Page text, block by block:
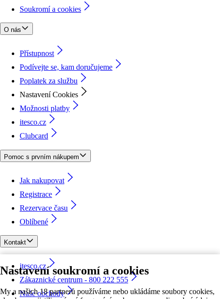
Nastavení soukromí a cookies
My a našich 18 partnerů používáme nebo ukládáme soubory cookies,
Soukromí a cookies
O nás
Přístupnost
Podívejte se, kam doručujeme
Poplatek za službu
Nastavení Cookies
Možnosti platby
itesco.cz
Clubcard
Pomoc s prvním nákupem
Jak nakupovat
Registrace
Rezervace času
Oblíbené
Kontakt
itesco.cz
Zákaznické centrum - 800 222 555
Naše obchody